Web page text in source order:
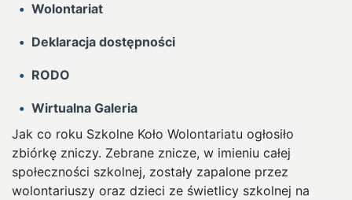
Wolontariat
Deklaracja dostępności
RODO
Wirtualna Galeria
Jak co roku Szkolne Koło Wolontariatu ogłosiło
zbiórkę zniczy. Zebrane znicze, w imieniu całej
społeczności szkolnej, zostały zapalone przez
wolontariuszy oraz dzieci ze świetlicy szkolnej na